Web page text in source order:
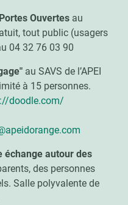
Ouvertesau
tout public (usagers
04 32 76 03 90
au SAVS de l’APEI
à 15 personnes.
doodle.com/
échange autour des
des personnes
Salle polyvalente de